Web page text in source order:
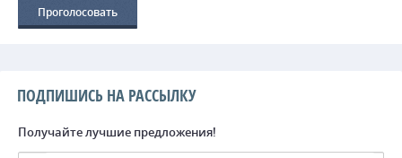
ПОДПИШИСЬ НА РАССЫЛКУ
Получайте лучшие предложения!